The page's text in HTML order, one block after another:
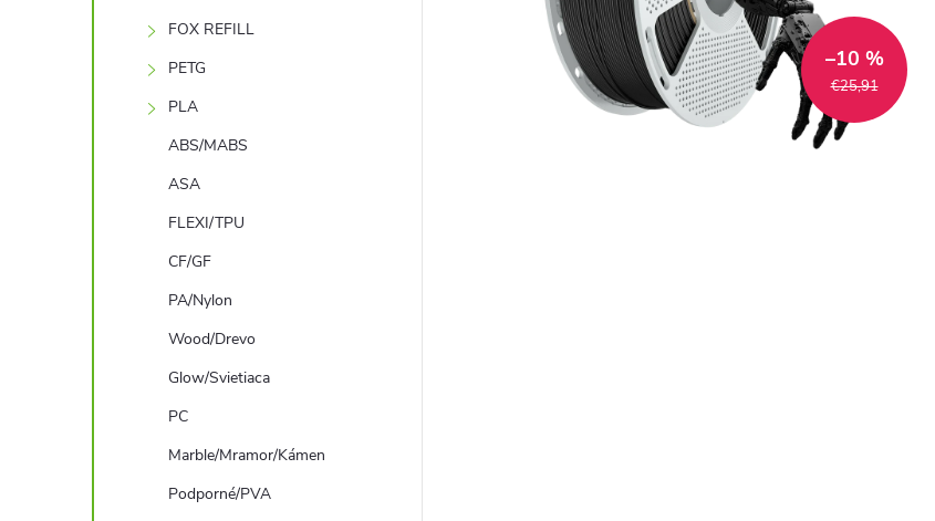
FOX REFILL
PETG
PLA
ABS/MABS
ASA
FLEXI/TPU
CF/GF
PA/Nylon
Wood/Drevo
Glow/Svietiaca
PC
Marble/Mramor/Kámen
Podporné/PVA
€25,91
–10 %